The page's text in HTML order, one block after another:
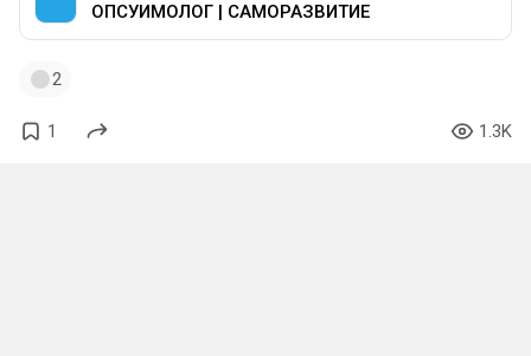
ОПСУИМОЛОГ | САМОРАЗВИТИЕ
2
1 1.3K